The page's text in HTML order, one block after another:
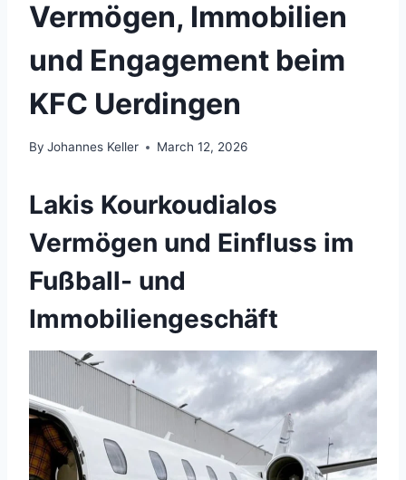
Vermögen, Immobilien
und Engagement beim
KFC Uerdingen
By Johannes Keller March 12, 2026
Lakis Kourkoudialos
Vermögen und Einfluss im
Fußball- und
Immobiliengeschäft